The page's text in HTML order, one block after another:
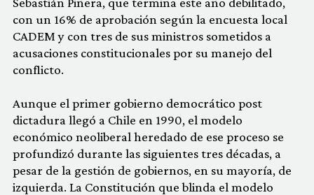
con un 16% de aprobación según la encuesta local
CADEM y con tres de sus ministros sometidos a
acusaciones constitucionales por su manejo del
conflicto.
Aunque el primer gobierno democrático post
dictadura llegó a Chile en 1990, el modelo
económico neoliberal heredado de ese proceso se
profundizó durante las siguientes tres décadas, a
pesar de la gestión de gobiernos, en su mayoría, de
izquierda. La Constitución que blinda el modelo